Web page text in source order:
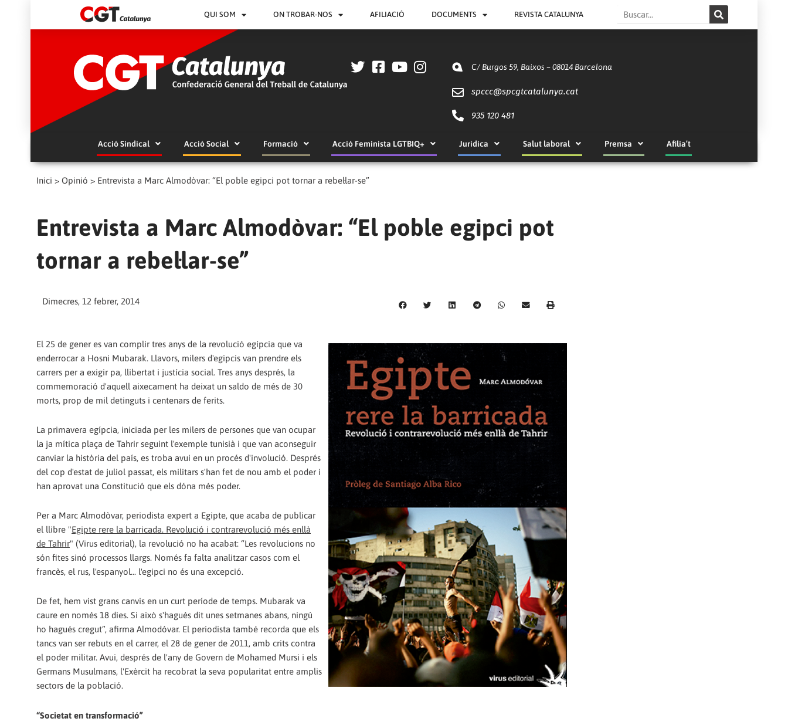
QUI SOM ON TROBAR-NOS AFILIACIÓ DOCUMENTS REVISTA CATALUNYA Search
C/ Burgos 59, Baixos – 08014 Barcelona
spccc@spcgtcatalunya.cat
935 120 481
Acció Sindical Acció Social Formació Acció Feminista LGTBIQ+ Jurídica Salut laboral Premsa Afilia’t
Inici > Opinió > Entrevista a Marc Almodòvar: “El poble egipci pot tornar a rebel·lar-se”
Entrevista a Marc Almodòvar: “El poble egipci pot
tornar a rebel·lar-se”
Dimecres, 12 febrer, 2014
El 25 de gener es van complir tres anys de la revolució egípcia que va
enderrocar a Hosni Mubarak. Llavors, milers d'egipcis van prendre els
carrers per a exigir pa, llibertat i justícia social. Tres anys després, la
commemoració d'aquell aixecament ha deixat un saldo de més de 30
morts, prop de mil detinguts i centenars de ferits.
La primavera egípcia, iniciada per les milers de persones que van ocupar
la ja mítica plaça de Tahrir seguint l'exemple tunisià i que van aconseguir
canviar la història del país, es troba avui en un procés d'involució. Després
del cop d'estat de juliol passat, els militars s'han fet de nou amb el poder i
han aprovat una Constitució que els dóna més poder.
Per a Marc Almodòvar, periodista expert a Egipte, que acaba de publicar
el llibre "Egipte rere la barricada. Revolució i contrarevolució més enllà
de Tahrir" (Virus editorial), la revolució no ha acabat: “Les revolucions no
són fites sinó processos llargs. Només fa falta analitzar casos com el
francès, el rus, l'espanyol... l'egipci no és una excepció.
De fet, hem vist grans canvis en un curt període de temps. Mubarak va
caure en només 18 dies. Si això s'hagués dit unes setmanes abans, ningú
ho hagués cregut”, afirma Almodóvar. El periodista també recorda que els
tancs van ser rebuts en el carrer, el 28 de gener de 2011, amb crits contra
el poder militar. Avui, després de l'any de Govern de Mohamed Mursi i els
Germans Musulmans, l'Exèrcit ha recobrat la seva popularitat entre amplis
sectors de la població.
“Societat en transformació”